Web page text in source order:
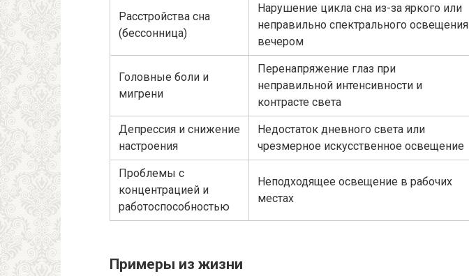
Расстройства сна
(бессонница)
Нарушение цикла сна из-за яркого или
неправильно спектрального освещения
вечером
Головные боли и
мигрени
Перенапряжение глаз при
неправильной интенсивности и
контрасте света
Депрессия и снижение
настроения
Недостаток дневного света или
чрезмерное искусственное освещение
Проблемы с
концентрацией и
работоспособностью
Неподходящее освещение в рабочих
местах
Примеры из жизни